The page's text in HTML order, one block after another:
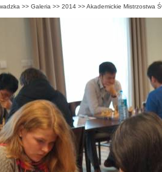
>> Galeria >> 2014 >>Akademickie Mistrzostwa